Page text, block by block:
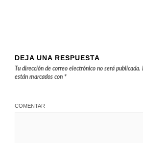
DEJA UNA RESPUESTA
Tu dirección de correo electrónico no será publicada.
están marcados con *
COMENTAR